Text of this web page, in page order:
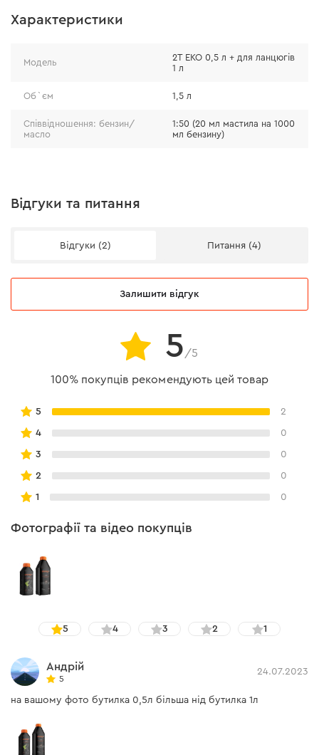
Напівсинтетична олива призначена для бензинових
двотактних двигунів, бензопил, мотокос,
Особливості
підвищують екологічність оливи та продовжують
термін служби двигуна.
1000 мл бензину).
Мастило 1 л для змащування
Призначення
Мастило на мінеральній основі призначене для
Використовується для зниження тертя у місці
Підходить для всесезонного використання.
Особливості
виробників ТМ «Lubrizol Corporation» та «Infineum»;
Характеристики
Модель
2Т ЕКО 0,5 л + для ланцюгів
1 л
Об`єм 1,5 л
Співвідношення: бензин/
масло
1:50 (20 мл мастила на 1000
мл бензину)
Відгуки та питання
Відгуки (2) Питання (4)
Залишити відгук
5 /5
100% покупців рекомендують цей товар
5 2
4 0
3 0
2 0
1 0
Фотографії та відео покупців
5 4 3 2 1
Андрій
5
24.07.2023
на вашому фото бутилка 0,5л більша нід бутилка 1л